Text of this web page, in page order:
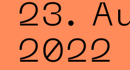
23.
2022